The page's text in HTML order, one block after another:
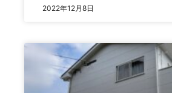
2022年12月8日